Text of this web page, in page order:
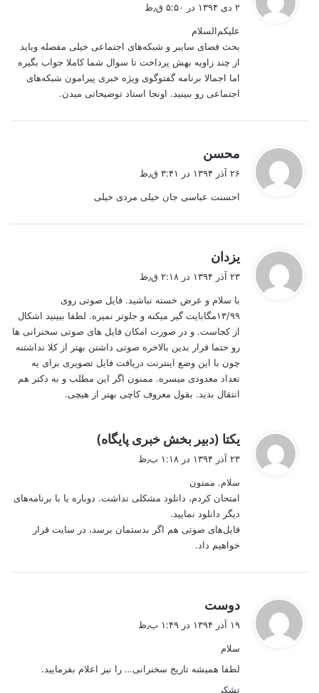
۲ دی ۱۳۹۴ در ۵:۵۰ ق٫ظ
علیکم‌السلام
بحث فضای سایبر و شبکه‌های اجتماعی خیلی مفصله وباید
از چند زاویه بهش پرداخت تا سوال شما کاملا جواب بگیره
اما اجمالا برنامه گفتوگوی ویژه خبری پیرامون شبکه‌های
اجتماعی رو ببینید. اونجا استاد توضیحاتی میدن.
محسن
:
۲۶ آذر ۱۳۹۴ در ۳:۴۱ ق٫ظ
احسنت عباسی جان خیلی مردی خیلی
یزدان
:
۲۳ آذر ۱۳۹۴ در ۲:۱۸ ق٫ظ
با سلام و عرض خسته نباشید. فایل صوتی روی
۱۳/۹۹مگابایت گیر میکنه و جلوتر نمیره. لطفا ببینید اشکال
از کجاست. و در صورت امکان فایل های صوتی سخنرانی ها
رو حتما قرار بدین بالاخره صوتی داشتن بهتر از کلا نداشتنه
چون با این وضع اینترنت دریافت فایل تصویری برای یه
تعداد معدودی میسره. ممنون اگر این مطلب و به دکتر هم
انتقال بدید. بقول معروف کاچی بهتر از هیچی.
یکتا (دبیر بخش خبری پایگاه)
۲۳ آذر ۱۳۹۴ در ۱:۱۸ ب٫ظ
سلام. ممنون
امتحان کردم، دانلود مشکلی نداشت. دوباره یا با برنامه‌های
دیگر دانلود نمایید.
فایل‌های صوتی هم اگر بدستمان برسد، در سایت قرار
خواهیم داد.
دوست
۱۹ آذر ۱۳۹۴ در ۱:۴۹ ب٫ظ
سلام
لطفا همیشه تاریخ سخنرانی… را نیز اعلام بفرمایید.
تشکر